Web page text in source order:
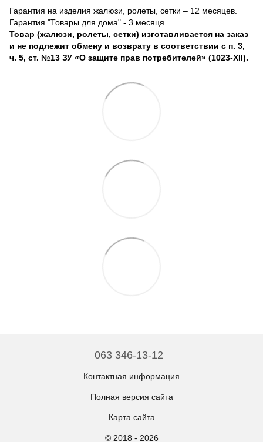
Гарантия на изделия жалюзи, ролеты, сетки – 12 месяцев.
Гарантия "Товары для дома" - 3 месяця.
Товар (жалюзи, ролеты, сетки) изготавливается на заказ
и не подлежит обмену и возврату в соответствии с п. 3,
ч. 5, ст. №13 ЗУ «О защите прав потребителей» (1023-XII).
063 346-13-12
Контактная информация
Полная версия сайта
Карта сайта
© 2018 - 2026